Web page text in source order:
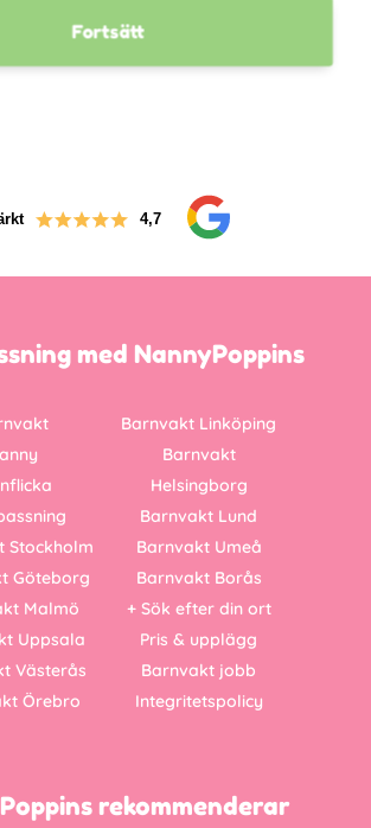
Fortsätt
4,7
med NannyPoppins
Stockholm
Göteborg
Malmö
Uppsala
Västerås
Örebro
Barnvakt Linköping
Barnvakt
Helsingborg
Barnvakt Lund
Barnvakt Umeå
Barnvakt Borås
+ Sök efter din ort
Pris & upplägg
Barnvakt jobb
Integritetspolicy
rekommenderar